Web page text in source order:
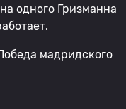
одного Гризманна
мадридского